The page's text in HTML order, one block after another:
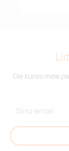
sw
Ole kursis meie